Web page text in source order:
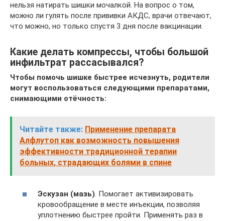
нельзя натирать шишки мочалкой. На вопрос о том,
можно ли гулять после прививки АКДС, врачи отвечают,
что можно, но только спустя 3 дня после вакцинации.
Какие делать компрессы, чтобы большой
инфильтрат рассасывался?
Чтобы помочь шишке быстрее исчезнуть, родители
могут воспользоваться следующими препаратами,
снимающими отёчность:
Читайте также: Применение препарата
Алфлутоп как возможность повышения
эффективности традиционной терапии
больных, страдающих болями в спине
Эскузан (мазь). Помогает активизировать
кровообращение в месте инъекции, позволяя
уплотнению быстрее пройти. Применять раз в